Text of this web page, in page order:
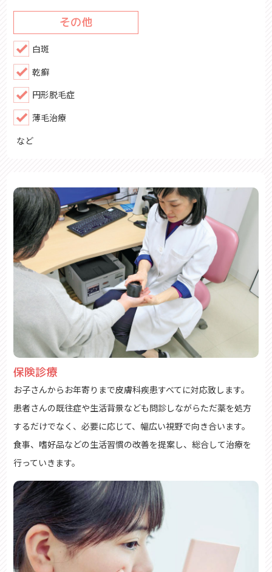
その他
白斑
乾癬
円形脱毛症
薄毛治療
など
保険診療
お子さんからお年寄りまで皮膚科疾患すべてに対応致します。
患者さんの既往症や生活背景なども問診しながらただ薬を処方
するだけでなく、必要に応じて、幅広い視野で向き合います。
食事、嗜好品などの生活習慣の改善を提案し、総合して治療を
行っていきます。